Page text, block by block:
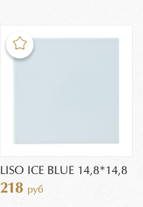
LISO ICE BLUE 14,8*14,8
218 руб